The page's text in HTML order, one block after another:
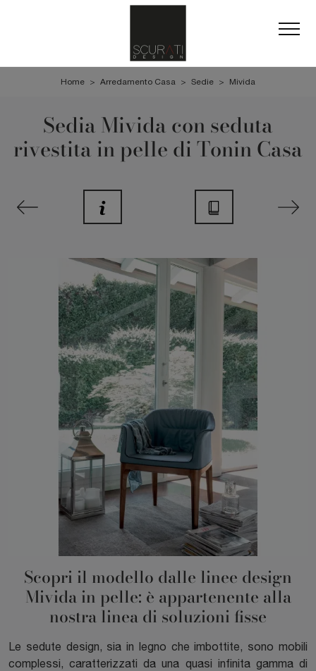
Home > Arredamento Casa > Sedie > Mivida
Sedia Mivida con seduta
rivestita in pelle di Tonin Casa
Scopri il modello dalle linee design
Mivida in pelle: è appartenente alla
nostra linea di soluzioni fisse
Le sedute design, sia in legno che imbottite, sono mobili
complessi, caratterizzati da una quasi infinita gamma di